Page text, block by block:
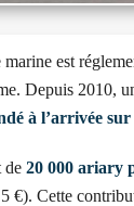
marine est
Depuis 2010,
à l’arrivée sur
de 20 000 ariary
€). Cette